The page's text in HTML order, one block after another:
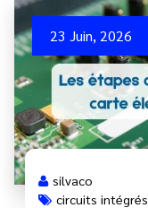
23 Juin, 2026
silvaco
circuits intégrés